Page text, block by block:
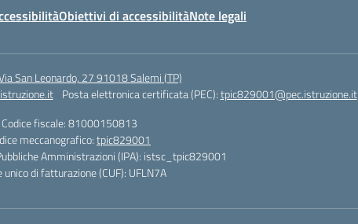
Obiettivi di accessibilitàNote legali
San Leonardo, 27 91018 Salemi (TP)
Posta elettronica certificata (PEC):tpic829001@pec.istruzione.it
Codice fiscale: 81000150813
meccanografico:tpic829001
Amministrazioni (IPA): istsc_tpic829001
unico di fatturazione (CUF): UFLN7A